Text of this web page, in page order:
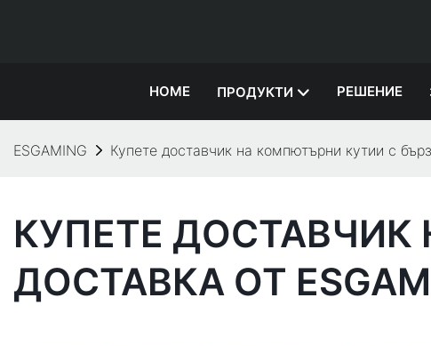
HOME ПРОДУКТИ РЕШЕНИЕ
ESGAMING Купете доставчик на компютърни кутии с
КУПЕТЕ
ДОСТАВКА ОТ